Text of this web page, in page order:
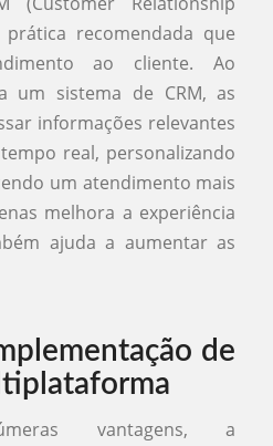
recomendada que
ao cliente. Ao
um sistema de CRM, as
informações relevantes
real, personalizando
um atendimento mais
melhora a experiência
ajuda a aumentar as
de
vantagens, a